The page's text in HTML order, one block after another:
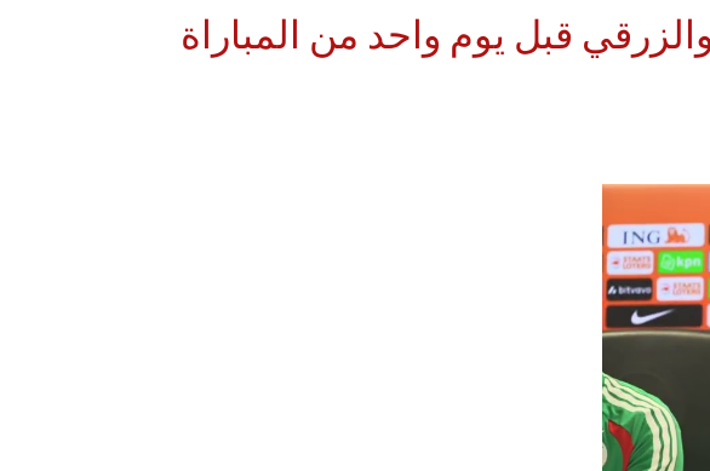
قبل يوم واحد من المباراة